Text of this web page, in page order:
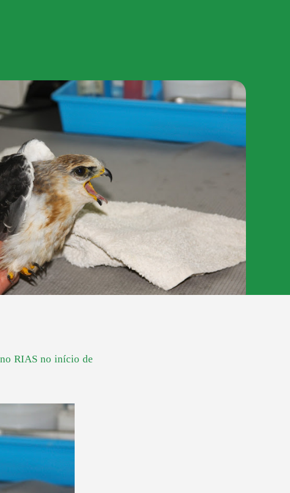
RIAS no início de